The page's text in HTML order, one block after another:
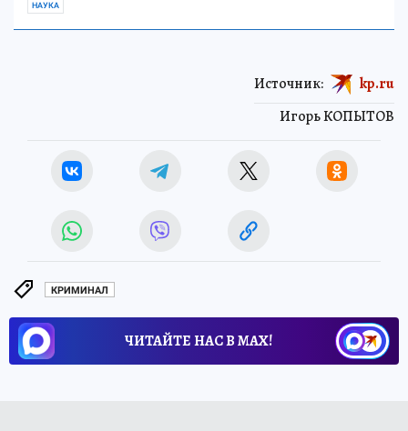
НАУКА
Игорь КОПЫТОВ
Источник: kp.ru
КРИМИНАЛ
ЧИТАЙТЕ НАС В МАХ!